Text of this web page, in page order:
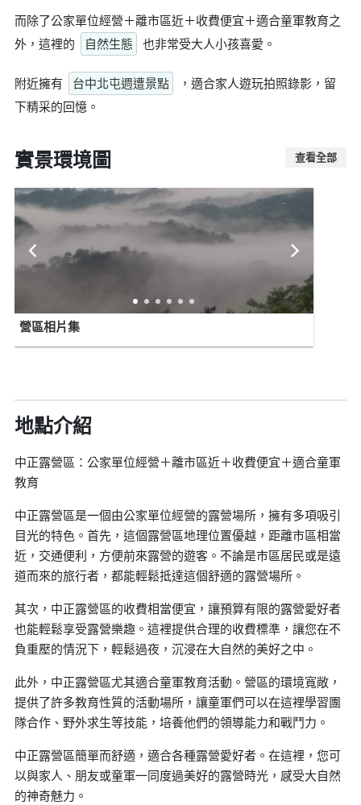
而除了公家單位經營＋離市區近＋收費便宜＋適合童軍教育之
外，這裡的
自然生態 也非常受大人小孩喜愛。
附近擁有 台中北屯週遭景點
，適合家人遊玩拍照錄影，留
下精采的回憶。
實景環境圖 查看全部
營區相片集
地點介紹
中正露營區：公家單位經營＋離市區近＋收費便宜＋適合童軍
教育
中正露營區是一個由公家單位經營的露營場所，擁有多項吸引
目光的特色。首先，這個露營區地理位置優越，距離市區相當
近，交通便利，方便前來露營的遊客。不論是市區居民或是遠
道而來的旅行者，都能輕鬆抵達這個舒適的露營場所。
其次，中正露營區的收費相當便宜，讓預算有限的露營愛好者
也能輕鬆享受露營樂趣。這裡提供合理的收費標準，讓您在不
負重壓的情況下，輕鬆過夜，沉浸在大自然的美好之中。
此外，中正露營區尤其適合童軍教育活動。營區的環境寬敞，
提供了許多教育性質的活動場所，讓童軍們可以在這裡學習團
隊合作、野外求生等技能，培養他們的領導能力和戰鬥力。
中正露營區簡單而舒適，適合各種露營愛好者。在這裡，您可
以與家人、朋友或童軍一同度過美好的露營時光，感受大自然
的神奇魅力。